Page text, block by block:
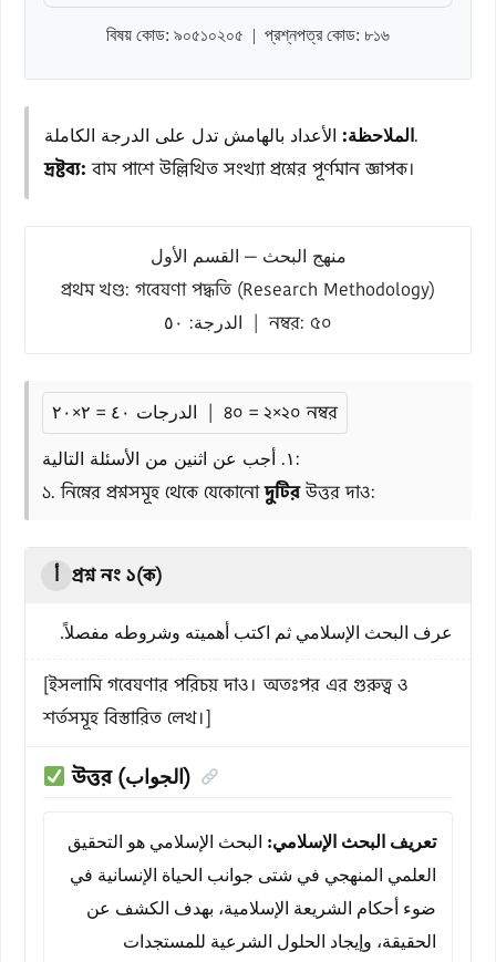
বিষয় কোড: ৯০৫১০২০৫ | প্রশ্নপত্র কোড: ৮১৬
الملاحظة:الأعداد بالهامش تدل على الدرجة الكاملة.
দ্রষ্টব্য: বাম পাশে উল্লিখিত সংখ্যা প্রশ্নের পূর্ণমান জ্ঞাপক।
منهج البحث — القسم الأول
প্রথম খণ্ড: গবেষণা পদ্ধতি (Research Methodology)
الدرجة: ٥٠ | নম্বর: ৫০
الدرجات ٤٠ = ٢×٢٠ | ৪০ = ২×২০ নম্বর
١. أجب عن اثنين من الأسئلة التالية:
১. নিম্নের প্রশ্নসমূহ থেকে যেকোনোদুটিরউত্তর দাও:
প্রশ্ন নং ১(ক)
عرف البحث الإسلامي ثم اكتب أهميته وشروطه مفصلاً.
[ইসলামি গবেষণার পরিচয় দাও। অতঃপর এর গুরুত্ব ও
শর্তসমূহ বিস্তারিত লেখ।]
উত্তর (الجواب)
تعريف البحث الإسلامي: البحث الإسلامي هو التحقيق
العلمي المنهجي في شتى جوانب الحياة الإنسانية في
ضوء أحكام الشريعة الإسلامية، بهدف الكشف عن
الحقيقة، وإيجاد الحلول الشرعية للمستجدات